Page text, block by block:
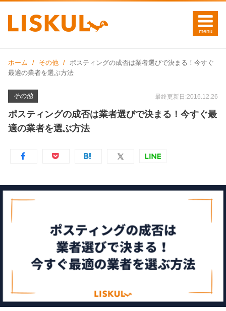
ホーム その他
ポスティングの成否は業者選びで決まる！今すぐ
最適の業者を選ぶ方法
その他 最終更新日:2016.12.26
ポスティングの成否は業者選びで決まる！今すぐ最
適の業者を選ぶ方法